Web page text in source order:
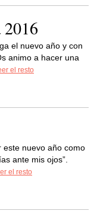
el nuevo año y con
animo a hacer una
el resto
este nuevo año como
ante mis ojos”.
el resto